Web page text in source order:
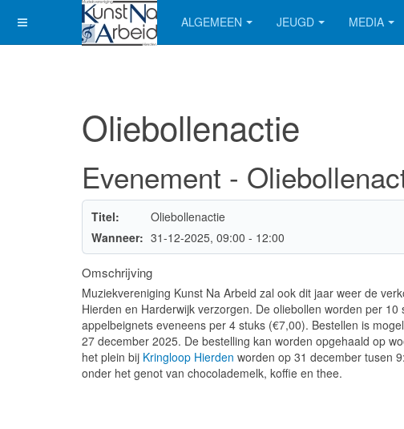
ALGEMEEN JEUGD MEDIA
Oliebollenactie
Evenement -
Titel:
Oliebollenactie
Wanneer: 31-12-2025, 09:00 - 12:00
Omschrijving
Muziekvereniging Kunst Na Arbeid zal ook dit jaar weer de
Hierden en Harderwijk verzorgen. De oliebollen worden per
appelbeignets eveneens per 4 stuks (€7,00). Bestellen is
27 december 2025. De bestelling kan worden opgehaald op
het plein bij Kringloop Hierden worden op 31 december tusen
onder het genot van chocolademelk, koffie en thee.